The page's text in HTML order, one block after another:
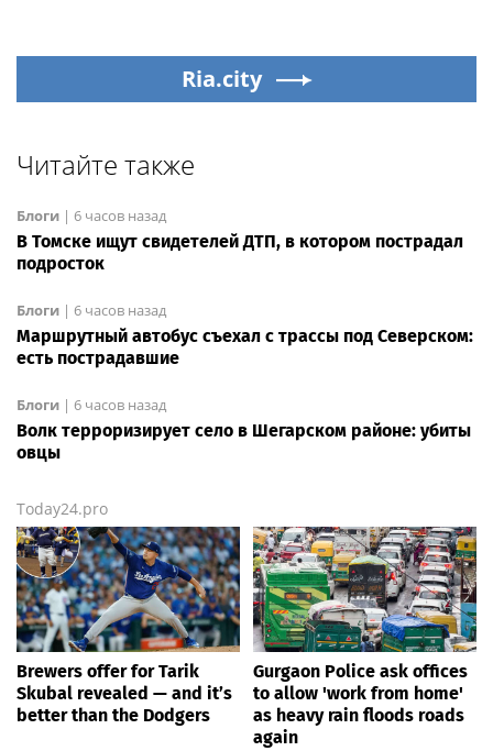
Ria.city
Читайте также
Блоги | 6 часов назад
В Томске ищут свидетелей ДТП, в котором пострадал
подросток
Блоги | 6 часов назад
Маршрутный автобус съехал с трассы под Северском:
есть пострадавшие
Блоги | 6 часов назад
Волк терроризирует село в Шегарском районе: убиты
овцы
Today24.pro
Brewers offer for Tarik
Skubal revealed — and it’s
better than the Dodgers
Gurgaon Police ask offices
to allow 'work from home'
as heavy rain floods roads
again